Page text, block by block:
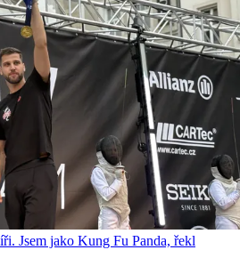
Jsem jako Kung Fu Panda, řekl